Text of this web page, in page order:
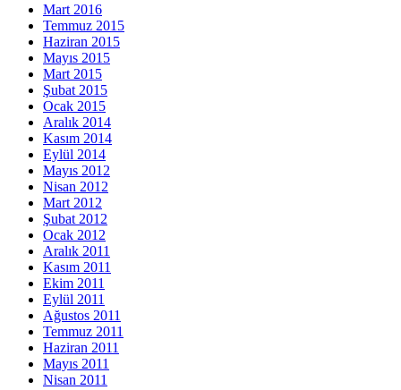
Mart 2016
Temmuz 2015
Haziran 2015
Mayıs 2015
Mart 2015
Şubat 2015
Ocak 2015
Aralık 2014
Kasım 2014
Eylül 2014
Mayıs 2012
Nisan 2012
Mart 2012
Şubat 2012
Ocak 2012
Aralık 2011
Kasım 2011
Ekim 2011
Eylül 2011
Ağustos 2011
Temmuz 2011
Haziran 2011
Mayıs 2011
Nisan 2011